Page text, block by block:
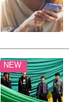
NEW